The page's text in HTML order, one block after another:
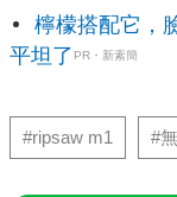
檸檬搭配它，
平坦了 PR・新素簡
#ripsaw m1 #